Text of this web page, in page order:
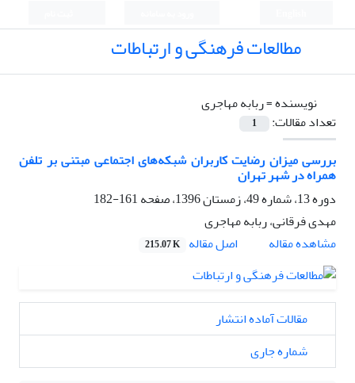
مطالعات فرهنگی و ارتباطات
نویسنده =ربابه مهاجری
تعداد مقالات:
1
بررسی میزان رضایت کاربران شبکه‌های اجتماعی مبتنی بر تلفن
همراه در شهر تهران
دوره 13، شماره 49، زمستان 1396، صفحه
161-182
مهدی فرقانی، ربابه مهاجری
مشاهده مقاله
اصل مقاله 215.07 K
مقالات آماده انتشار
شماره جاری